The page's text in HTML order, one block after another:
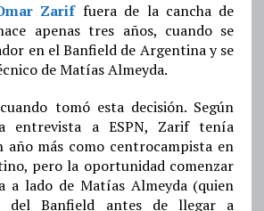
Zariffuera de la cancha de
apenas tres años, cuando se
en el Banfield de Argentina y se
de Matías Almeyda.
tomó esta decisión. Según
entrevista a ESPN, Zarif tenía
más como centrocampista en
pero la oportunidad comenzar
a lado de Matías Almeyda (quien
del Banfield antes de llegar a